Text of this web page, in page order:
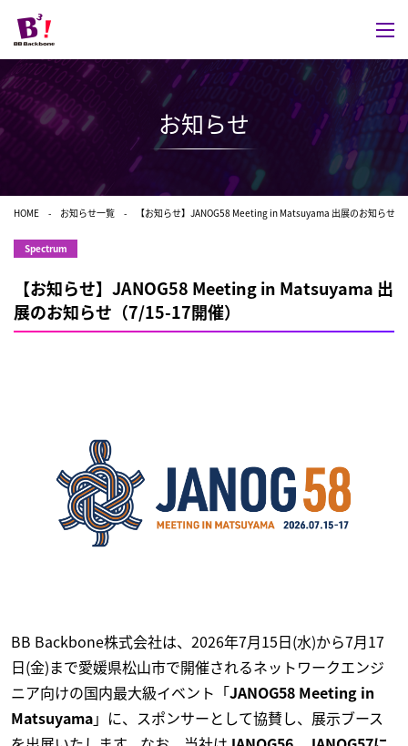
お知らせ
HOME お知らせ一覧 【お知らせ】JANOG58 Meeting in Matsuyama 出展のお知らせ
Spectrum
【お知らせ】JANOG58 Meeting in Matsuyama 出
展のお知らせ（7/15-17開催）
BB Backbone株式会社は、2026年7月15日(水)から7月17
日(金)まで愛媛県松山市で開催されるネットワークエンジ
ニア向けの国内最大級イベント「JANOG58 Meeting in
Matsuyama」に、スポンサーとして協賛し、展示ブース